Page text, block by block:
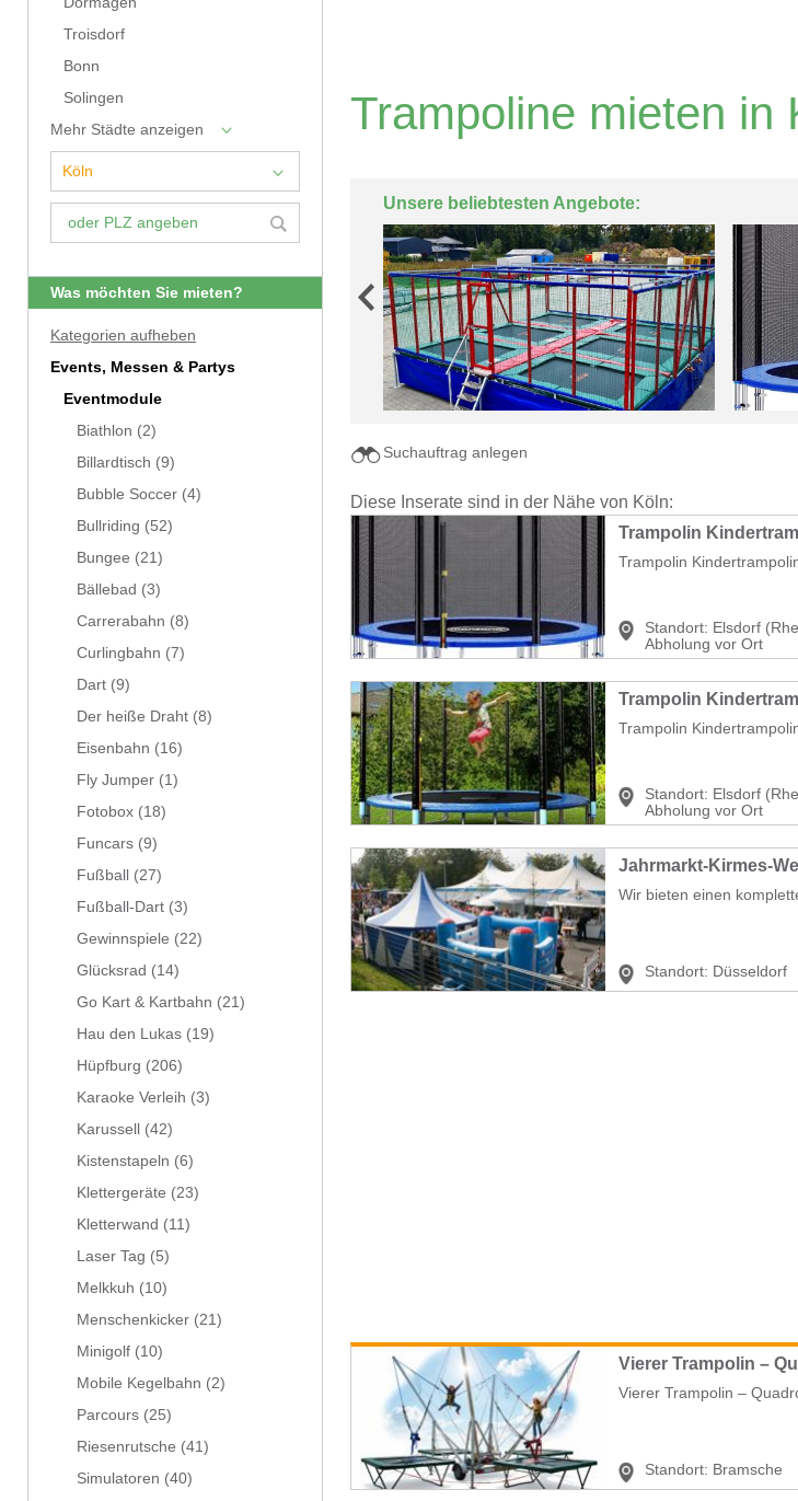
Troisdorf
Bonn
Solingen
Mehr Städte anzeigen
Was möchten Sie mieten?
Kategorien aufheben
Events, Messen & Partys
Eventmodule
Biathlon (2)
Billardtisch (9)
Bubble Soccer (4)
Bullriding (52)
Bungee (21)
Bällebad (3)
Carrerabahn (8)
Curlingbahn (7)
Dart (9)
Der heiße Draht (8)
Eisenbahn (16)
Fly Jumper (1)
Fotobox (18)
Funcars (9)
Fußball
(27)
Fußball-Dart (3)
Gewinnspiele (22)
Glücksrad (14)
Go Kart & Kartbahn (21)
Hau den Lukas (19)
Hüpfburg (206)
Karaoke Verleih (3)
Karussell
(42)
Kistenstapeln (6)
Klettergeräte (23)
Kletterwand (11)
Laser Tag (5)
Melkkuh (10)
Menschenkicker (21)
Minigolf (10)
Mobile Kegelbahn (2)
Parcours (25)
Riesenrutsche (41)
Simulatoren (40)
Trampoline mieten in
Unsere beliebtesten Angebote:
Suchauftrag anlegen
Diese Inserate sind in der Nähe von Köln:
Trampolin
Standort: Elsdorf
Abholung vor Ort
Trampolin
Standort: Elsdorf
Abholung vor Ort
Jahrmarkt-Kirmes-
Wir bieten einen
Standort: Düsseldorf
Vierer Trampolin –
Vierer Trampolin –
Standort: Bramsche